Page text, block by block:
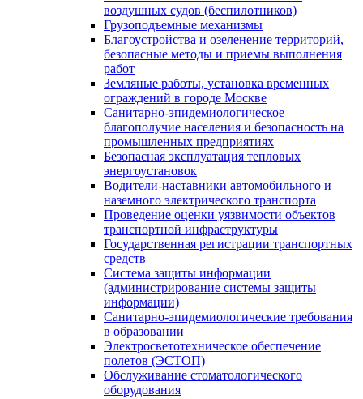
воздушных судов (беспилотников)
Грузоподъемные механизмы
Благоустройства и озеленение территорий,
безопасные методы и приемы выполнения
работ
Земляные работы, установка временных
ограждений в городе Москве
Санитарно-эпидемиологическое
благополучие населения и безопасность на
промышленных предприятиях
Безопасная эксплуатация тепловых
энергоустановок
Водители-наставники автомобильного и
наземного электрического транспорта
Проведение оценки уязвимости объектов
транспортной инфраструктуры
Государственная регистрации транспортных
средств
Система защиты информации
(администрирование системы защиты
информации)
Санитарно-эпидемиологические требования
в образовании
Электросветотехническое обеспечение
полетов (ЭСТОП)
Обслуживание стоматологического
оборудования